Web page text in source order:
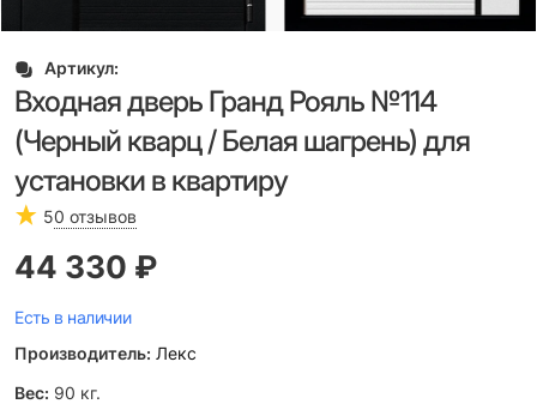
Артикул:
Входная дверь Гранд Рояль №114
(Черный кварц / Белая шагрень) для
установки в квартиру
50 отзывов
44 330 ₽
Есть в наличии
Производитель: Лекс
Вес: 90 кг.